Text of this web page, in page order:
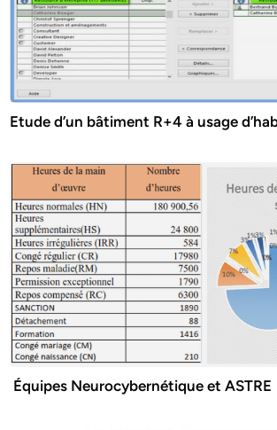
Etude d’un bâtiment R+4 à usage
Équipes Neurocybernétique et ASTRE